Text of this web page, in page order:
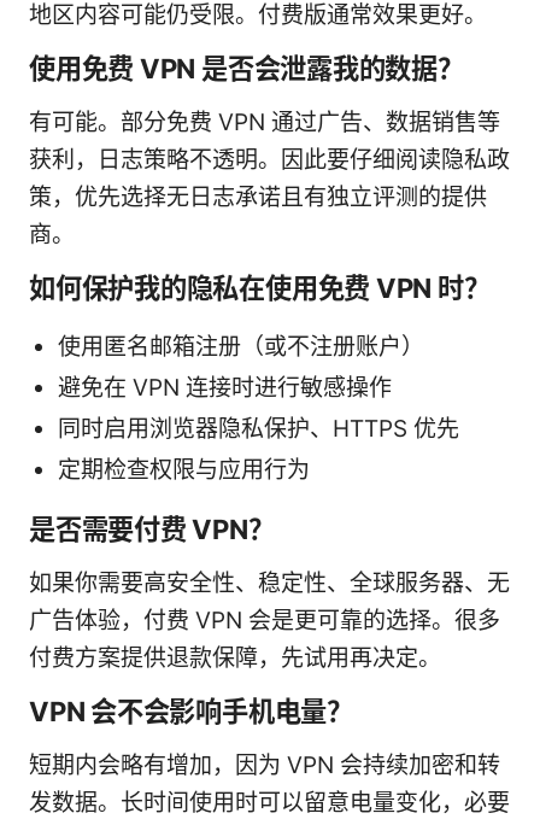
地区内容可能仍受限。付费版通常效果更好。
使用免费 VPN 是否会泄露我的数据？
有可能。部分免费 VPN 通过广告、数据销售等
获利，日志策略不透明。因此要仔细阅读隐私政
策，优先选择无日志承诺且有独立评测的提供
商。
如何保护我的隐私在使用免费 VPN 时？
使用匿名邮箱注册（或不注册账户）
避免在 VPN 连接时进行敏感操作
同时启用浏览器隐私保护、HTTPS 优先
定期检查权限与应用行为
是否需要付费 VPN？
如果你需要高安全性、稳定性、全球服务器、无
广告体验，付费 VPN 会是更可靠的选择。很多
付费方案提供退款保障，先试用再决定。
VPN 会不会影响手机电量？
短期内会略有增加，因为 VPN 会持续加密和转
发数据。长时间使用时可以留意电量变化，必要